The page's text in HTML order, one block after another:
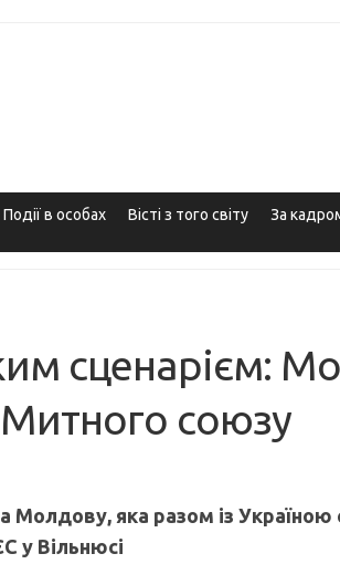
Події в особах Вісті з того світу За
сценарієм:
Митного союзу
яка разом із Україною
у Вільнюсі